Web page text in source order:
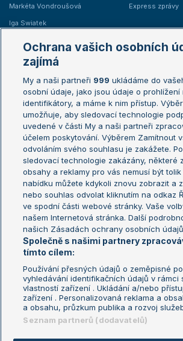
Markéta Vondroušová
Iga Swiatek
Express zprávy
Žebříčky
Žebříček ATP (muži)
Žebříček WTA (ženy)
Sázkařský žebříček
Australian Open
French Open
Wimbledon
US Open
Turnaj mistrů
Turnaj mistryň
Aktualní trendy
Fotbalové přestupy
Livesport Daily
LS Prague Open
Podmínky užití
Nastavení
GDPR a žurnalistika
Reklama
Kontakt
Informace o
údajů
Ochrana vašich osobních
zajímá
My a naši partneři 999 ukládáme do
osobní údaje, jako jsou údaje o prohlížení
identifikátory, a máme k nim přístup.
umožňuje, aby sledovací technologie
uvedené v části My a naši partneři
účelem poskytování. Výběrem Zamítnout
odvoláním svého souhlasu je zakážete.
sledovací technologie zakázány, některé
obsahy a reklamy pro vás nemusí být
nabídku můžete kdykoli znovu zobrazit a
nebo souhlas odvolat kliknutím na odkaz
ve spodní části webové stránky. Vaše
našem Internetová stránka. Další
našich Zásadách ochrany osobních
Společně s našimi partnery
tímto cílem:
Používání přesných údajů o zeměpisné
vyhledávání identifikačních údajů v rámci
vlastností zařízení . Ukládání a/nebo
zařízení . Personalizovaná reklama a
a obsahu, průzkum publika a rozvoj
Seznam partnerů (dodavatelů)